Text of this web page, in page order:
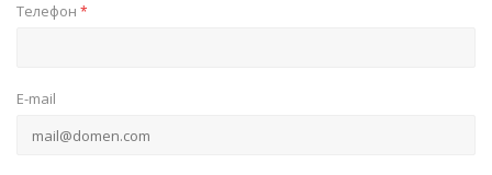
Телефон *
E-mail